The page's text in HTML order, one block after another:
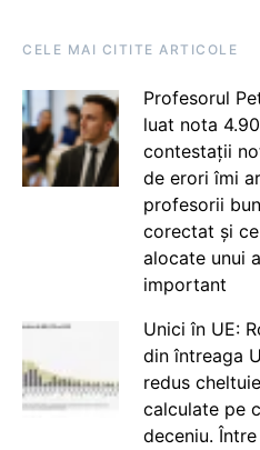
CELE MAI CITITE ARTICOLE
Profesorul
luat nota
contestații
de erori îmi
profesorii
corectat și
alocate unui
important
Unici în UE:
din întreaga
redus
calculate pe
deceniu.